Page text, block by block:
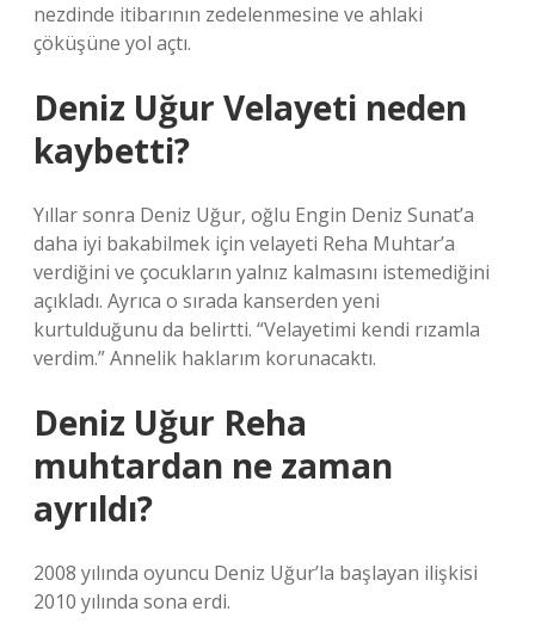
nezdinde itibarının zedelenmesine ve ahlaki
çöküşüne yol açtı.
Deniz Uğur Velayeti neden
kaybetti?
Yıllar sonra Deniz Uğur, oğlu Engin Deniz Sunat’a
daha iyi bakabilmek için velayeti Reha Muhtar’a
verdiğini ve çocukların yalnız kalmasını istemediğini
açıkladı. Ayrıca o sırada kanserden yeni
kurtulduğunu da belirtti. “Velayetimi kendi rızamla
verdim.” Annelik haklarım korunacaktı.
Deniz Uğur Reha
muhtardan ne zaman
ayrıldı?
2008 yılında oyuncu Deniz Uğur’la başlayan ilişkisi
2010 yılında sona erdi.